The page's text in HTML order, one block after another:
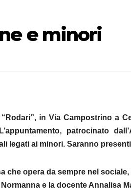
e minori
in Via Campostrino a
patrocinato
legati ai minori. Saranno
che opera da sempre nel sociale,
e la docente Annalisa